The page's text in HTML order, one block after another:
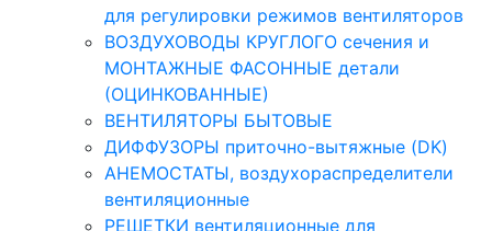
для регулировки режимов вентиляторов
ВОЗДУХОВОДЫ КРУГЛОГО сечения и
МОНТАЖНЫЕ ФАСОННЫЕ детали
(ОЦИНКОВАННЫЕ)
ВЕНТИЛЯТОРЫ БЫТОВЫЕ
ДИФФУЗОРЫ приточно-вытяжные (DK)
АНЕМОСТАТЫ, воздухораспределители
вентиляционные
РЕШЕТКИ вентиляционные для